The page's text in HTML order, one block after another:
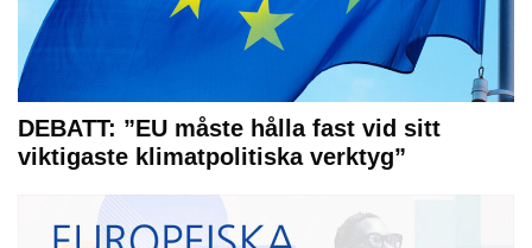
DEBATT: ”EU måste hålla fast vid sitt
viktigaste klimatpolitiska verktyg”